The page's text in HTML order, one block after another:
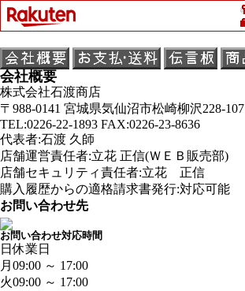
会社概要
株式会社石渡商店
〒988-0141 宮城県気仙沼市松崎柳沢228-107
TEL:0226-22-1893 FAX:0226-23-8636
代表者:石渡 久師
店舗運営責任者:立花 正信(ＷＥＢ販売部)
店舗セキュリティ責任者:立花 正信
購入履歴からの適格請求書発行:対応可能
お問い合わせ先
お問い合わせ対応時間
日休業日
月 09:00 ～ 17:00
火09:00 ～ 17:00